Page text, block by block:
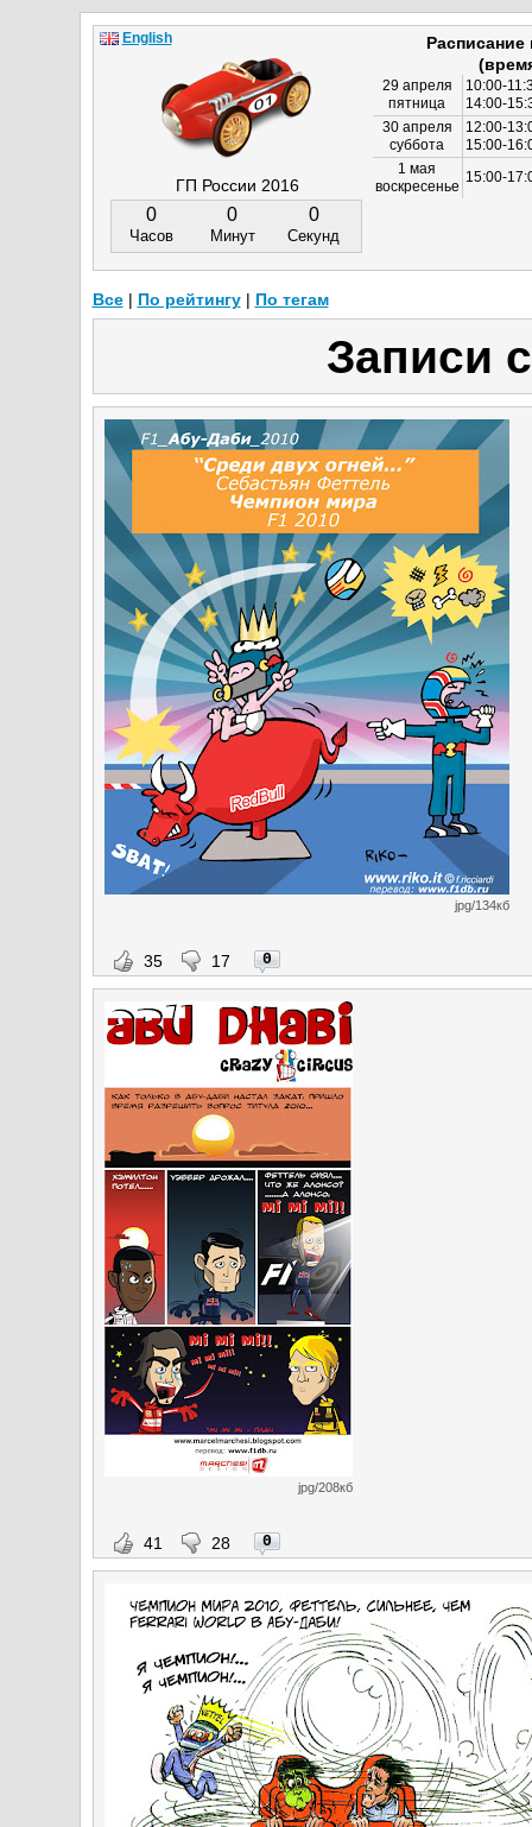
Записи
jpg/134кб
35 17 0
jpg/208кб
41 28 0
ГП России 2016
0
Часов
0
Минут
0
Секунд
29 апреля
пятница
10:00-
14:00-
30 апреля
суббота
12:00-
15:00-
1 мая
воскресенье
15:00-
English
Все| По рейтингу| По тегам